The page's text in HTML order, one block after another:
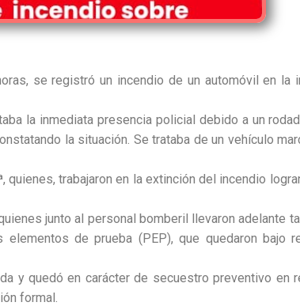
se registró un incendio de un automóvil en la
la inmediata presencia policial debido a un
la situación. Se trataba de un vehículo
trabajaron en la extinción del incendio
junto al personal bomberil llevaron adelante
de prueba (PEP), que quedaron bajo
y quedó en carácter de secuestro preventivo en
formal.